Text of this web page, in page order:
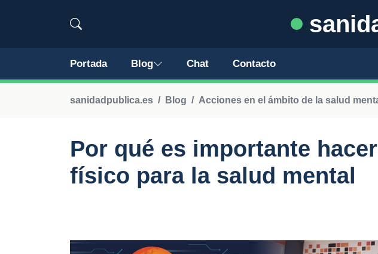
Portada Blog Chat Contacto
sanidadpublica.es Blog Acciones en el ámbito de la salud
Por qué es importante
físico para la salud mental